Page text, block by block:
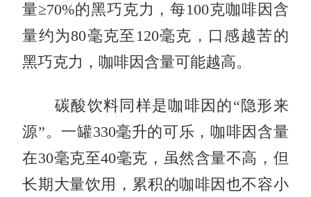
量≥70%的黑巧克力，每100克咖啡因含
量约为80毫克至120毫克，口感越苦的
黑巧克力，咖啡因含量可能越高。
碳酸饮料同样是咖啡因的“隐形来
源”。一罐330毫升的可乐，咖啡因含量
在30毫克至40毫克，虽然含量不高，但
长期大量饮用，累积的咖啡因也不容小